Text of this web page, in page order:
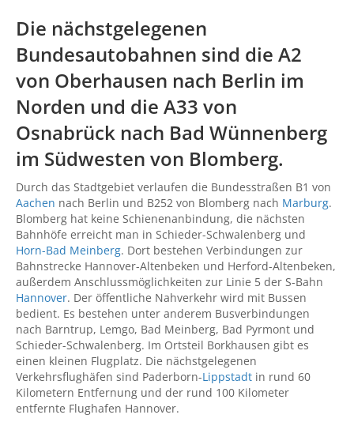
Die nächstgelegenen
Bundesautobahnen sind die A2
von Oberhausen nach Berlin im
Norden und die A33 von
Osnabrück nach Bad Wünnenberg
im Südwesten von Blomberg.
Durch das Stadtgebiet verlaufen die Bundesstraßen B1 von
Aachen nach Berlin und B252 von Blomberg nach Marburg.
Blomberg hat keine Schienenanbindung, die nächsten
Bahnhöfe erreicht man in Schieder-Schwalenberg und
Horn-Bad Meinberg. Dort bestehen Verbindungen zur
Bahnstrecke Hannover-Altenbeken und Herford-Altenbeken,
außerdem Anschlussmöglichkeiten zur Linie 5 der S-Bahn
Hannover. Der öffentliche Nahverkehr wird mit Bussen
bedient. Es bestehen unter anderem Busverbindungen
nach Barntrup, Lemgo, Bad Meinberg, Bad Pyrmont und
Schieder-Schwalenberg. Im Ortsteil Borkhausen gibt es
einen kleinen Flugplatz. Die nächstgelegenen
Verkehrsflughäfen sind Paderborn-Lippstadt in rund 60
Kilometern Entfernung und der rund 100 Kilometer
entfernte Flughafen Hannover.